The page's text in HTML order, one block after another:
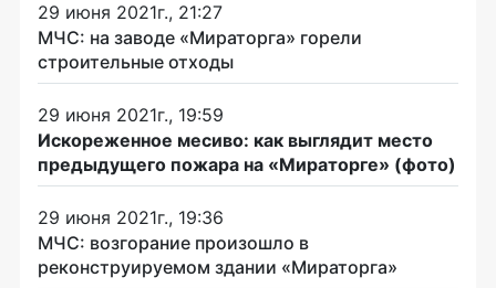
29 июня 2021г., 21:27
МЧС: на заводе «Мираторга» горели
строительные отходы
29 июня 2021г., 19:59
Искореженное месиво: как выглядит место
предыдущего пожара на «Мираторге» (фото)
29 июня 2021г., 19:36
МЧС: возгорание произошло в
реконструируемом здании «Мираторга»